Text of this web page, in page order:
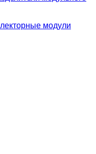
модули